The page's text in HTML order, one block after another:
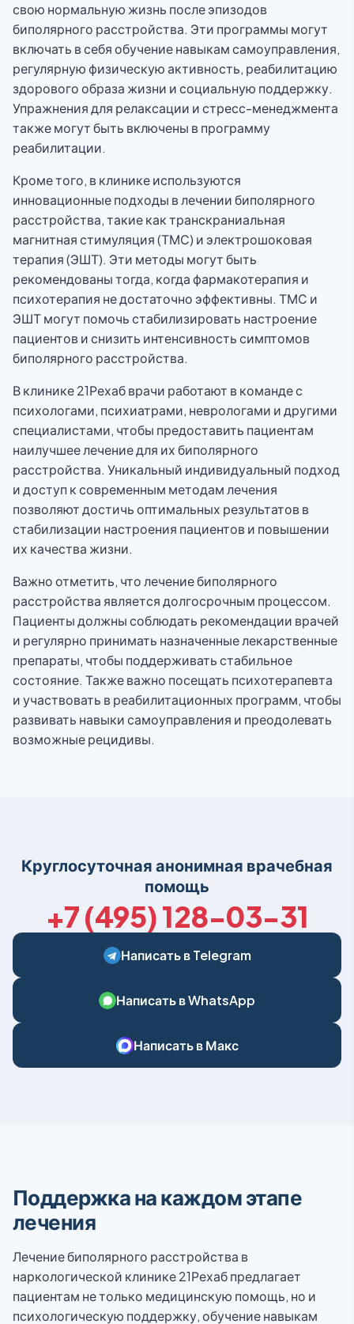
свою нормальную жизнь после эпизодов
биполярного расстройства. Эти программы могут
включать в себя обучение навыкам самоуправления,
регулярную физическую активность, реабилитацию
здорового образа жизни и социальную поддержку.
Упражнения для релаксации и стресс-менеджмента
также могут быть включены в программу
реабилитации.
Кроме того, в клинике используются
инновационные подходы в лечении биполярного
расстройства, такие как транскраниальная
магнитная стимуляция (ТМС) и электрошоковая
терапия (ЭШТ). Эти методы могут быть
рекомендованы тогда, когда фармакотерапия и
психотерапия не достаточно эффективны. ТМС и
ЭШТ могут помочь стабилизировать настроение
пациентов и снизить интенсивность симптомов
биполярного расстройства.
В клинике 21Рехаб врачи работают в команде с
психологами, психиатрами, неврологами и другими
специалистами, чтобы предоставить пациентам
наилучшее лечение для их биполярного
расстройства. Уникальный индивидуальный подход
и доступ к современным методам лечения
позволяют достичь оптимальных результатов в
стабилизации настроения пациентов и повышении
их качества жизни.
Важно отметить, что лечение биполярного
расстройства является долгосрочным процессом.
Пациенты должны соблюдать рекомендации врачей
и регулярно принимать назначенные лекарственные
препараты, чтобы поддерживать стабильное
состояние. Также важно посещать психотерапевта
и участвовать в реабилитационных программ, чтобы
развивать навыки самоуправления и преодолевать
возможные рецидивы.
Круглосуточная анонимная врачебная
помощь
+7 (495) 128-03-31
Написать в Telegram
Написать в WhatsApp
Написать в Макс
Поддержка на каждом этапе
лечения
Лечение биполярного расстройства в
наркологической клинике 21Рехаб предлагает
пациентам не только медицинскую помощь, но и
психологическую поддержку, обучение навыкам